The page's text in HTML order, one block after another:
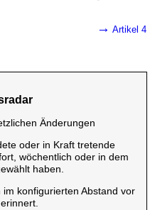
→ Artikel 4
Änderungen
oder in Kraft tretende
wöchentlich oder in dem
haben.
konfigurierten Abstand vor